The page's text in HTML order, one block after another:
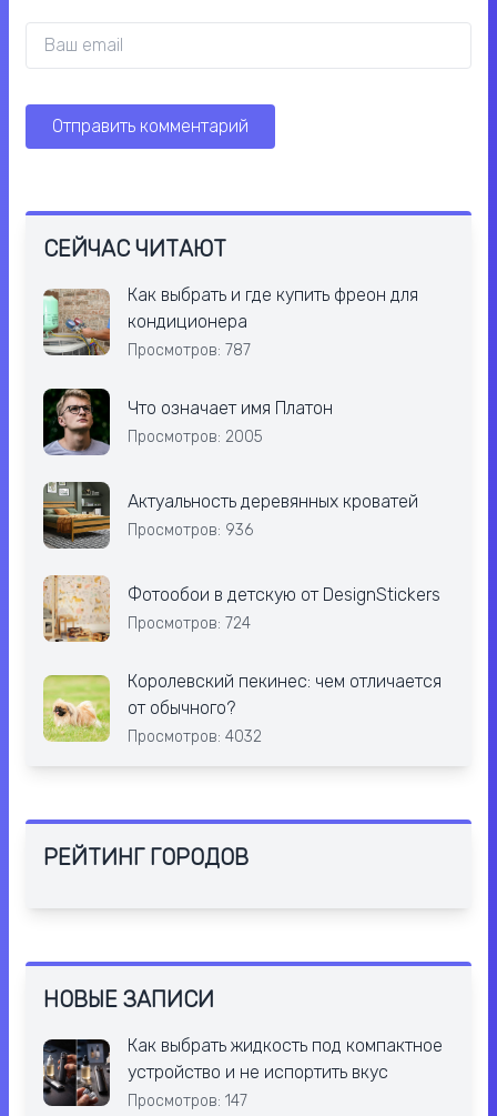
СЕЙЧАС ЧИТАЮТ
Как выбрать и где купить фреон для
кондиционера
Просмотров: 787
Что означает имя Платон
Просмотров: 2005
Актуальность деревянных кроватей
Просмотров: 936
Фотообои в детскую от DesignStickers
Просмотров: 724
Королевский пекинес: чем отличается
от обычного?
Просмотров: 4032
РЕЙТИНГ ГОРОДОВ
НОВЫЕ ЗАПИСИ
Как выбрать жидкость под компактное
устройство и не испортить вкус
Просмотров: 147